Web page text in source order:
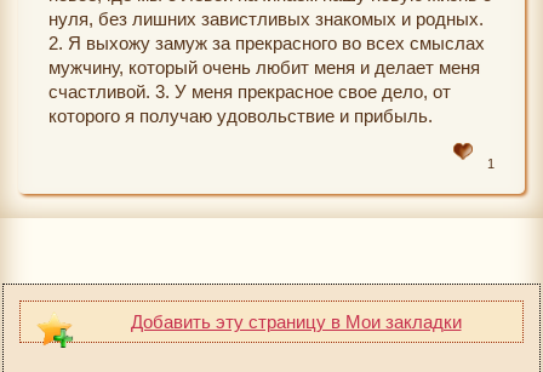
нуля, без лишних завистливых знакомых и родных.
2. Я выхожу замуж за прекрасного во всех смыслах
мужчину, который очень любит меня и делает меня
счастливой. 3. У меня прекрасное свое дело, от
которого я получаю удовольствие и прибыль.
1
Добавить эту страницу в Мои закладки